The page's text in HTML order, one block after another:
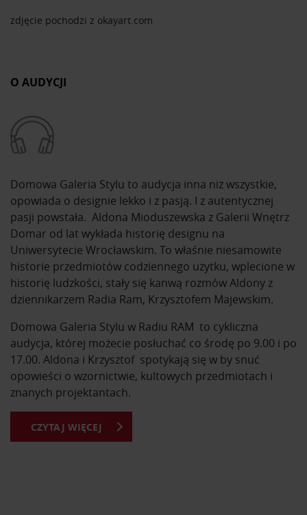
zdjęcie pochodzi z okayart.com
O AUDYCJI
Domowa Galeria Stylu to audycja inna niż wszystkie,
opowiada o designie lekko i z pasją. I z autentycznej
pasji powstała. Aldona Mioduszewska z Galerii Wnętrz
Domar od lat wykłada historię designu na
Uniwersytecie Wrocławskim. To właśnie niesamowite
historie przedmiotów codziennego użytku, wplecione w
historię ludzkości, stały się kanwą rozmów Aldony z
dziennikarzem Radia Ram, Krzysztofem Majewskim.
Domowa Galeria Stylu w Radiu RAM to cykliczna
audycja, której możecie posłuchać co środę po 9.00 i po
17.00. Aldona i Krzysztof spotykają się w by snuć
opowieści o wzornictwie, kultowych przedmiotach i
znanych projektantach.
Z Domowej Galerii Stylu dowiesz się o kultowych
CZYTAJ WIĘCEJ